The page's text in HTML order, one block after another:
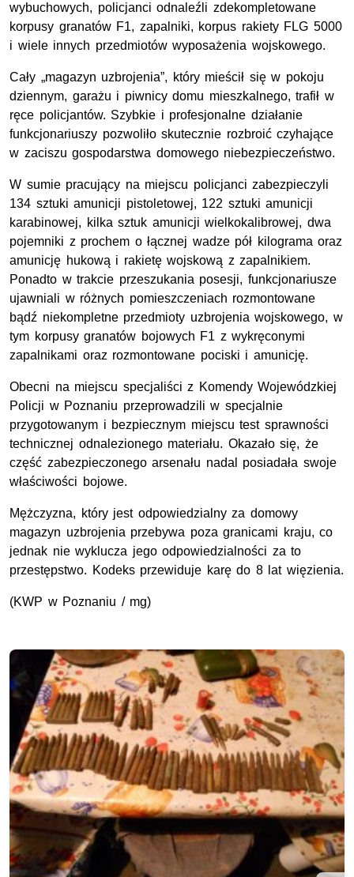
wybuchowych, policjanci odnaleźli zdekompletowane
korpusy granatów F1, zapalniki, korpus rakiety FLG 5000
i wiele innych przedmiotów wyposażenia wojskowego.
Cały „magazyn uzbrojenia”, który mieścił się w pokoju
dziennym, garażu i piwnicy domu mieszkalnego, trafił w
ręce policjantów. Szybkie i profesjonalne działanie
funkcjonariuszy pozwoliło skutecznie rozbroić czyhające
w zaciszu gospodarstwa domowego niebezpieczeństwo.
W sumie pracujący na miejscu policjanci zabezpieczyli
134 sztuki amunicji pistoletowej, 122 sztuki amunicji
karabinowej, kilka sztuk amunicji wielkokalibrowej, dwa
pojemniki z prochem o łącznej wadze pół kilograma oraz
amunicję hukową i rakietę wojskową z zapalnikiem.
Ponadto w trakcie przeszukania posesji, funkcjonariusze
ujawniali w różnych pomieszczeniach rozmontowane
bądź niekompletne przedmioty uzbrojenia wojskowego, w
tym korpusy granatów bojowych F1 z wykręconymi
zapalnikami oraz rozmontowane pociski i amunicję.
Obecni na miejscu specjaliści z Komendy Wojewódzkiej
Policji w Poznaniu przeprowadzili w specjalnie
przygotowanym i bezpiecznym miejscu test sprawności
technicznej odnalezionego materiału. Okazało się, że
część zabezpieczonego arsenału nadal posiadała swoje
właściwości bojowe.
Mężczyzna, który jest odpowiedzialny za domowy
magazyn uzbrojenia przebywa poza granicami kraju, co
jednak nie wyklucza jego odpowiedzialności za to
przestępstwo. Kodeks przewiduje karę do 8 lat więzienia.
(KWP w Poznaniu / mg)